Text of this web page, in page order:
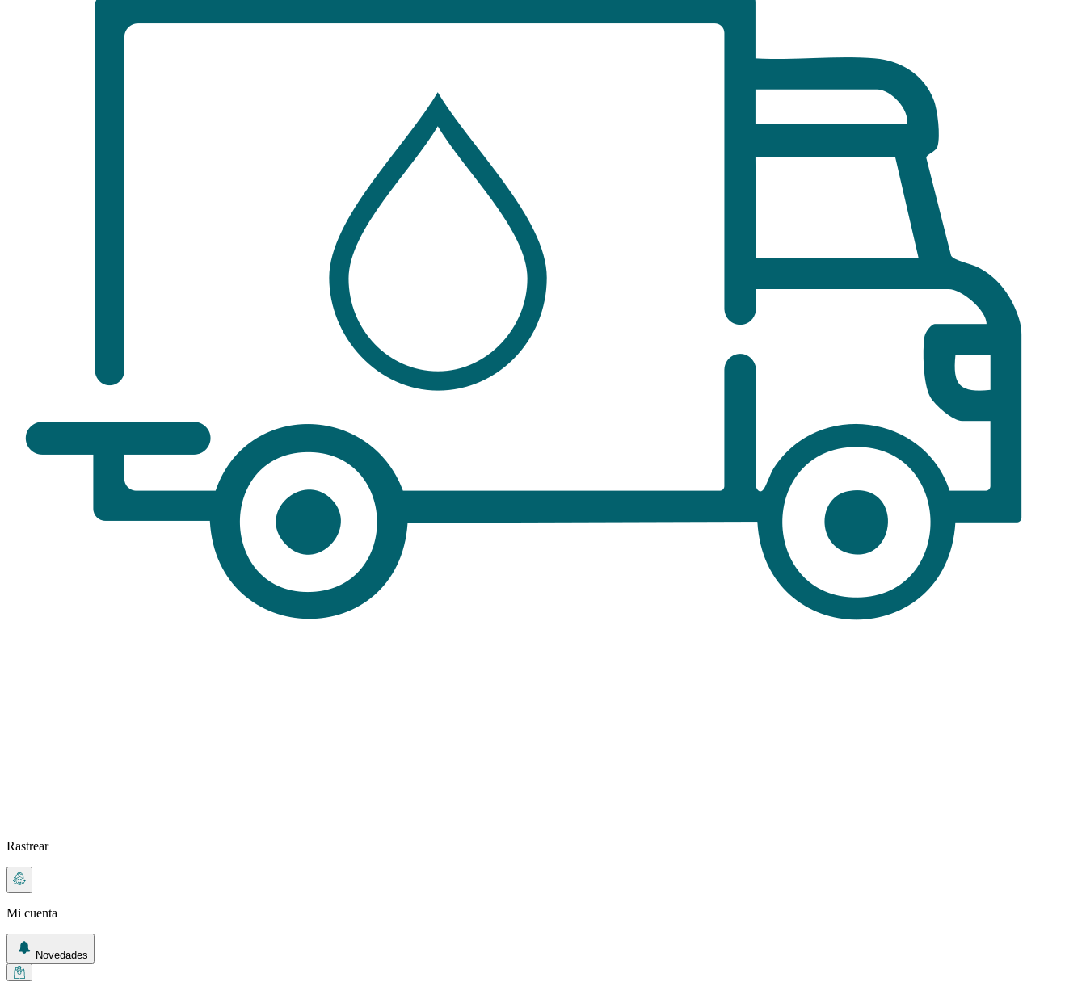
Rastrear
Mi cuenta
Novedades